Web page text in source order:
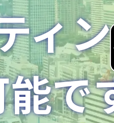
ィ
で